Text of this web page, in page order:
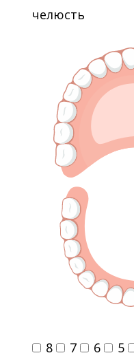
челюсть
8 7 6 5